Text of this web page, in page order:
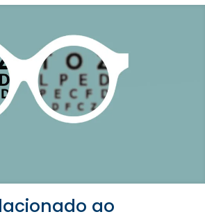
ao